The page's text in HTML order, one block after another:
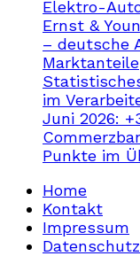
Elektro-
Ernst &
– deutsche
Marktanteile
im
Juni 2026:
Punkte im
Home
Kontakt
Impressum